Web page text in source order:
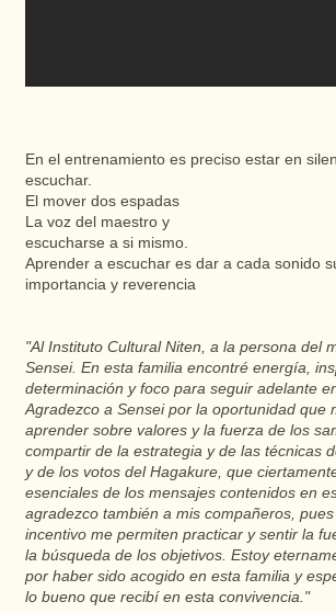
En el entrenamiento es preciso estar en
escuchar.
El mover dos espadas
La voz del maestro y
escucharse a si mismo.
Aprender a escuchar es dar a cada sonido
importancia y reverencia
"Al Instituto Cultural Niten, a la persona del
Sensei. En esta familia encontré energía,
determinación y foco para seguir adelante
Agradezco a Sensei por la oportunidad que
aprender sobre valores y la fuerza de los
compartir de la estrategia y de las técnicas
y de los votos del Hagakure, que
esenciales de los mensajes contenidos en
agradezco también a mis compañeros,
incentivo me permiten practicar y sentir la
la búsqueda de los objetivos. Estoy
por haber sido acogido en esta familia y
lo bueno que recibí en esta convivencia."